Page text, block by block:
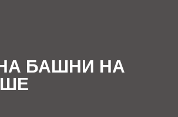
БАШНИ НА